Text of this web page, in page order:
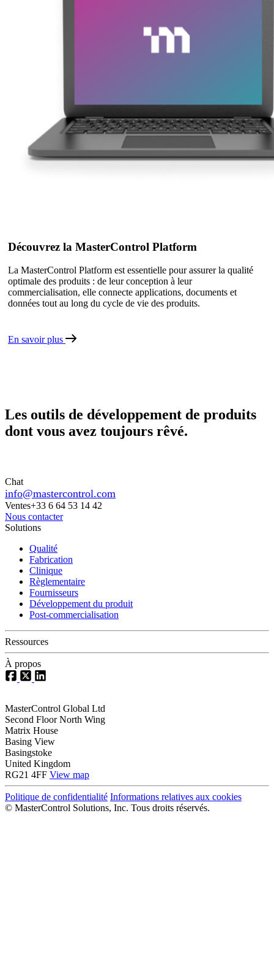
Découvrez la MasterControl Platform
La MasterControl Platform est essentielle pour assurer la qualité
optimale des produits : de leur conception à leur
commercialisation, elle connecte applications, documents et
données tout au long du cycle de vie des produits.
En savoir plus
Les outils de développement de produits
dont vous avez toujours rêvé.
Chat
info@mastercontrol.com
Ventes+33 6 64 53 14 42
Nous contacter
Solutions
Qualité
Fabrication
Clinique
Règlementaire
Fournisseurs
Développement du produit
Post-commercialisation
Ressources
À propos
MasterControl Global Ltd
Second Floor North Wing
Matrix House
Basing View
Basingstoke
United Kingdom
RG21 4FF View map
Politique de confidentialité Informations relatives aux cookies
© MasterControl Solutions, Inc. Tous droits réservés.